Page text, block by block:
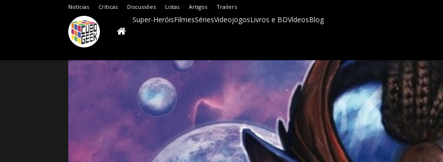
Notícias Críticas Discussões Listas Artigos Trailers
Cubo
Super-HeróisFilmesSériesVideojogosLivros e BDVídeosBlog